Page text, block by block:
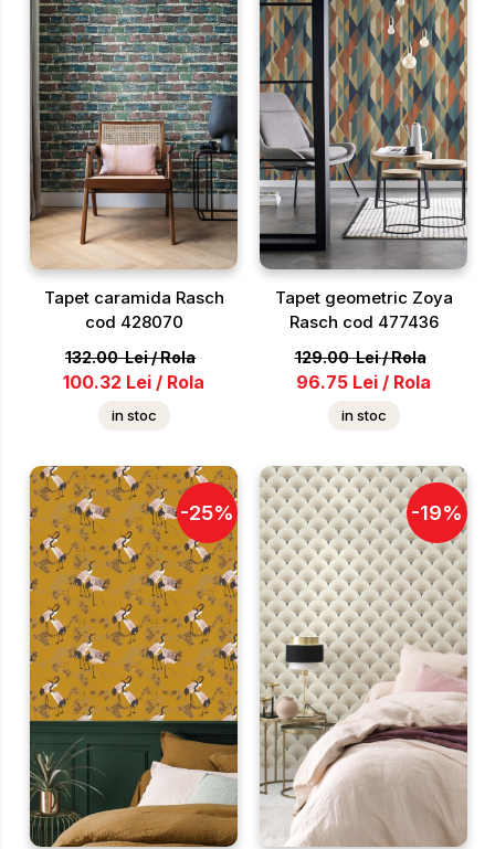
Tapet caramida Rasch
cod 428070
132.00 Lei/Rola
100.32 Lei / Rola
in stoc
Tapet geometric Zoya
Rasch cod 477436
129.00 Lei/Rola
96.75 Lei / Rola
in stoc
-25% -19%